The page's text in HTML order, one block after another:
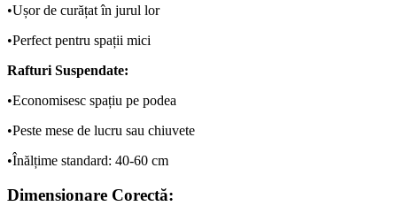
•Ușor de curățat în jurul lor
•Perfect pentru spații mici
Rafturi Suspendate:
•Economisesc spațiu pe podea
•Peste mese de lucru sau chiuvete
•Înălțime standard: 40-60 cm
Dimensionare Corectă: